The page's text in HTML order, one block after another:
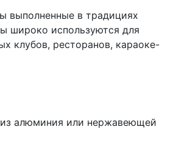
выполненные в традициях
широко используются для
клубов, ресторанов, караоке-
из алюминия или нержавеющей